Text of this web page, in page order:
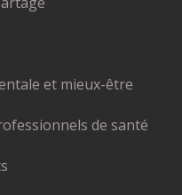
et mieux-être
de santé